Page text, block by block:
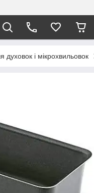
духовок і мікрохвильовок